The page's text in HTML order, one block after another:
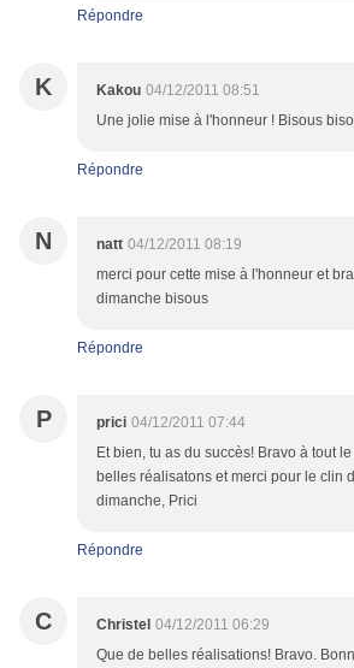
Répondre
K Kakou 04/12/2011 08:51
Une jolie mise à l'honneur ! Bisous
Répondre
N natt 04/12/2011 08:19
merci pour cette mise à l'honneur et
dimanche bisous
Répondre
P prici 04/12/2011 07:44
Et bien, tu as du succès! Bravo à tout
belles réalisatons et merci pour le clin
dimanche, Prici
Répondre
C Christel 04/12/2011 06:29
Que de belles réalisations! Bravo.